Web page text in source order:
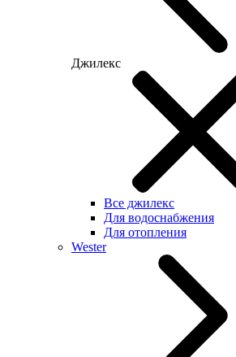
Джилекс
Все джилекс
Для водоснабжения
Для отопления
Wester